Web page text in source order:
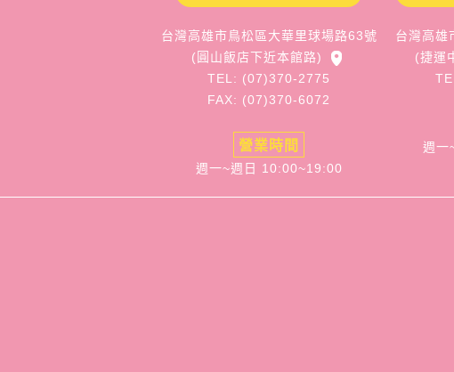
台灣高雄市鳥松區大華里球場路63號
(圓山飯店下近本館路)
TEL: (07)370-2775
FAX: (07)370-6072
營業時間
週一~週日 10:00~19:00
台灣高雄
(捷運
週一